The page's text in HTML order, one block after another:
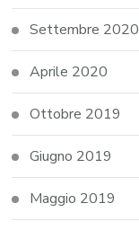
Settembre 2020
Aprile 2020
Ottobre 2019
Giugno 2019
Maggio 2019